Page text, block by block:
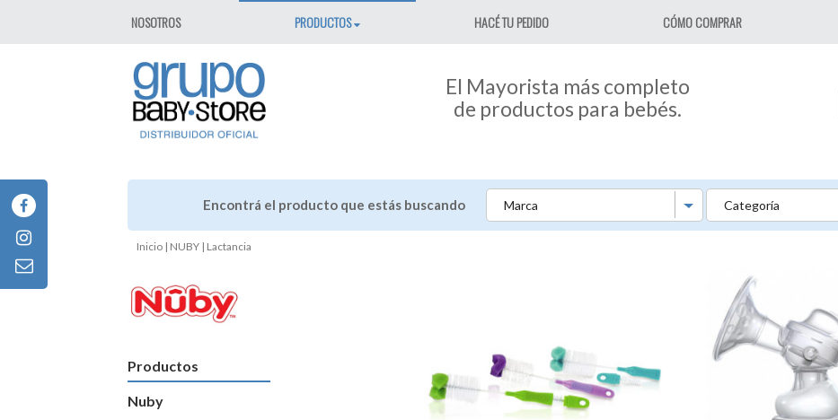
NOSOTROS PRODUCTOS HACÉ TU PEDIDO CÓMO COMPRAR
El Mayorista más completo
de productos para bebés.
Encontrá el producto que estás buscando
Inicio | NUBY | Lactancia
Productos
Nuby